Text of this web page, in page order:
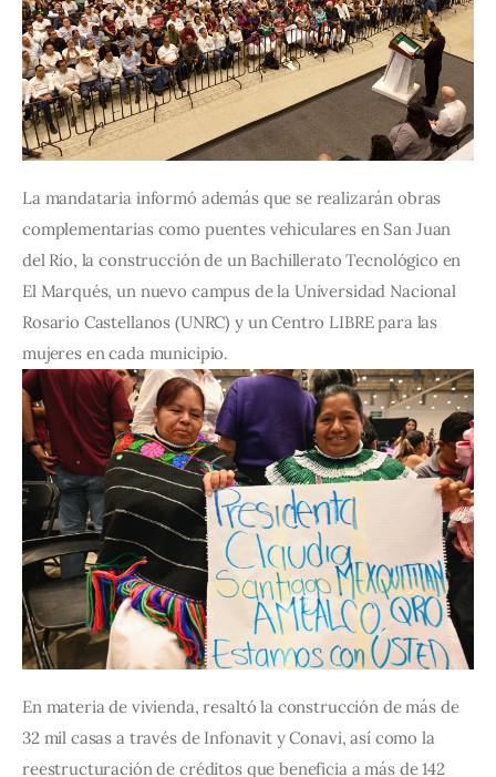
La mandataria informó además que se realizarán obras
complementarias como puentes vehiculares en San Juan
del Río, la construcción de un Bachillerato Tecnológico en
El Marqués, un nuevo campus de la Universidad Nacional
Rosario Castellanos (UNRC) y un Centro LIBRE para las
mujeres en cada municipio.
En materia de vivienda, resaltó la construcción de más de
32 mil casas a través de Infonavit y Conavi, así como la
reestructuración de créditos que beneficia a más de 142